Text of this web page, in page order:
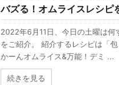
バズる！オムライスレシピ
2022年6月11日、今日の土曜は何
をご紹介。 紹介するレシピは「
かーんオムライス&万能！デミ ...
続きを見る